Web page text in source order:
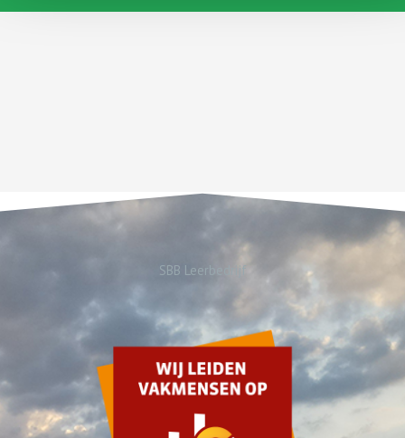
SBB Leerbedrijf